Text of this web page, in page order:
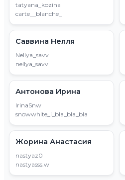
tatyana_kozina
carte__blanche_
Саввина Нелля
Nellya_savv
nellya_savv
Антонова Ирина
IrinaSnw
snowwhite_i_bla_bla_bla
Жорина Анастасия
nastyaz0
nastyasss.w